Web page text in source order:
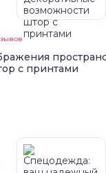
с принтами